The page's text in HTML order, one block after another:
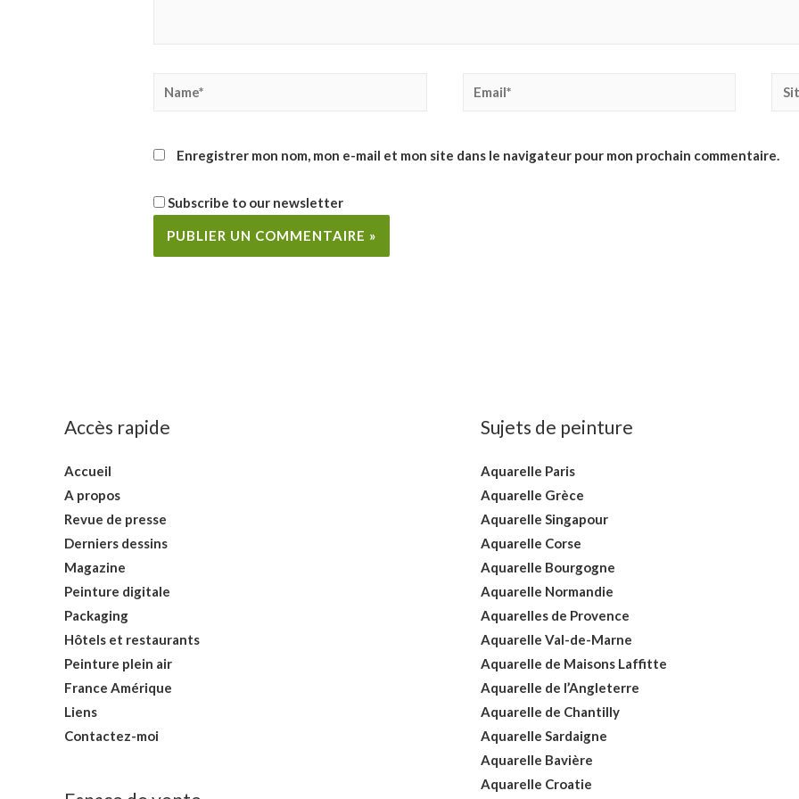
Name* Email*
Site
Enregistrer mon nom, mon e-mail et mon site dans le navigateur pour mon prochain commentaire.
Subscribe to our newsletter
Accès rapide
Accueil
A propos
Revue de presse
Derniers dessins
Magazine
Peinture digitale
Packaging
Hôtels et restaurants
Peinture plein air
France Amérique
Liens
Contactez-moi
Sujets de peinture
Aquarelle Paris
Aquarelle Grèce
Aquarelle Singapour
Aquarelle Corse
Aquarelle Bourgogne
Aquarelle Normandie
Aquarelles de Provence
Aquarelle Val-de-Marne
Aquarelle de Maisons Laffitte
Aquarelle de l’Angleterre
Aquarelle de Chantilly
Aquarelle Sardaigne
Aquarelle Bavière
Aquarelle Croatie